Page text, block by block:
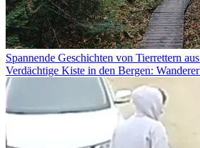
Spannende Geschichten von Tierrettern
Verdächtige Kiste in den Bergen: